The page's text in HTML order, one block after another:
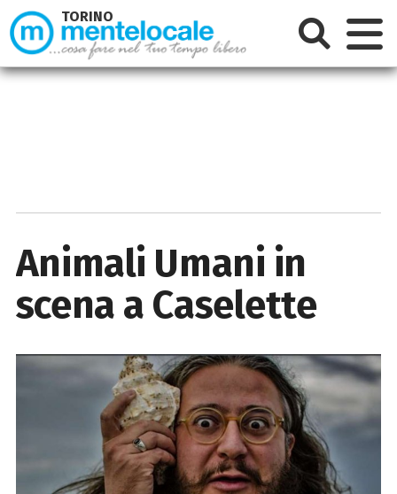
Animali Umani in
scena a Caselette
TORINO